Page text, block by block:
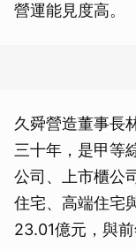
營運能見度高。
久舜營造董事長
三十年，是甲等
公司、上市櫃公
住宅、高端住宅
23.01億元，與前